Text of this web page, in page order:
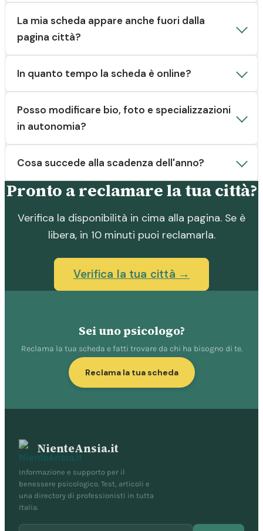
La mia scheda appare anche fuori dalla
pagina città?
In quanto tempo la scheda è online?
Posso modificare bio, foto e specializzazioni
in autonomia?
Cosa succede alla scadenza dell'anno?
Pronto a reclamare la tua città?
Verifica la disponibilità in cima alla pagina. Se è
libera, in 10 minuti puoi reclamarla.
Verifica la tua città →
Sei uno psicologo?
Reclama la tua scheda e fatti trovare da chi ha bisogno di te.
Reclama la tua scheda
NienteAnsia.it
Informazione e supporto per il
benessere psicologico. Test, articoli e
una directory di professionisti in tutta
Italia.